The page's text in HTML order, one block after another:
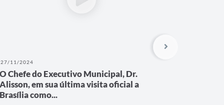
27/11/2024
O Chefe do Executivo Municipal, Dr.
Alisson, em sua última visita oficial a
Brasília como...